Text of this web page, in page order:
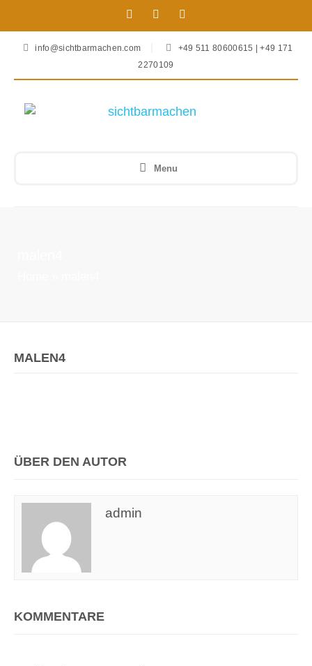
info@sichtbarmachen.com
+49 511 80600615 | +49 171
2270109
Menu
MALEN4
ÜBER DEN AUTOR
admin
KOMMENTARE